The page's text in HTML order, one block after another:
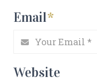
Email*
Website